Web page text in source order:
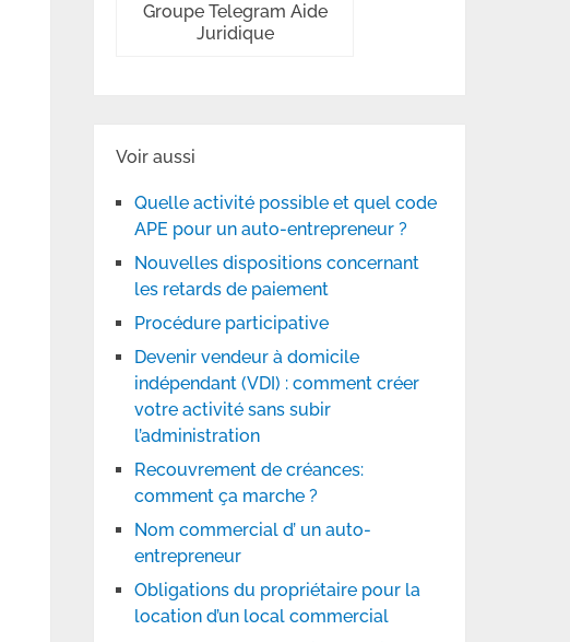
Groupe Telegram Aide
Juridique
Voir aussi
Quelle activité possible et quel code
APE pour un auto-entrepreneur ?
Nouvelles dispositions concernant
les retards de paiement
Procédure participative
Devenir vendeur à domicile
indépendant (VDI) : comment créer
votre activité sans subir
l’administration
Recouvrement de créances:
comment ça marche ?
Nom commercial d’ un auto-
entrepreneur
Obligations du propriétaire pour la
location d’un local commercial